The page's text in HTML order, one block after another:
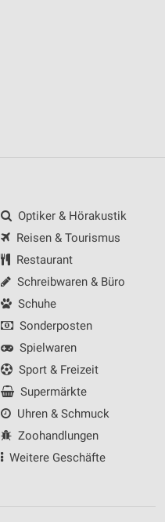
Optiker & Hörakustik
Reisen & Tourismus
Restaurant
Schreibwaren & Büro
Schuhe
Sonderposten
Spielwaren
Sport & Freizeit
Supermärkte
Uhren & Schmuck
Zoohandlungen
Weitere Geschäfte